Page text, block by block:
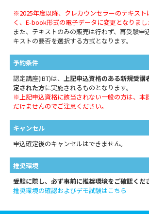
※2025年度以降、クレカウンセラーのテキスト
く、E-book形式の電子データに変更となりまし
また、テキストのみの販売は行わず、再受験申
キストの要否を選択する方式となります。
予約条件
認定講座(IBT)は、
上記申込資格のある新規受講
定された方に実施されるものとなります。
※上記申込資格に該当されない一般の方は、本
だけませんのでご注意ください。
キャンセル
申込確定後のキャンセルはできません。
推奨環境
受験に際し、必ず事前に推奨環境をご確認くだ
推奨環境の確認およびデモ試験はこちら